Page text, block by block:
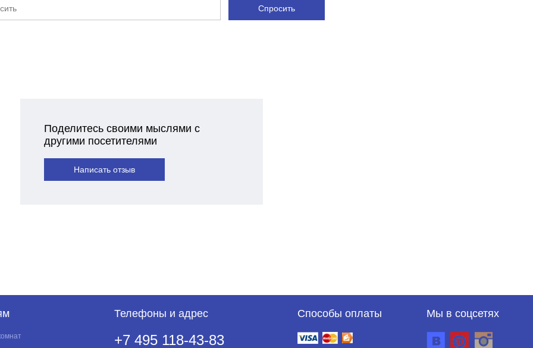
Спросить
Поделитесь своими мыслями с
другими посетителями
Написать отзыв
Телефоны и адрес
+7 495 118-43-83
Способы оплаты Мы в соцсетях